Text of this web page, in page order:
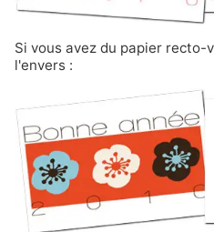
Si vous avez du papier recto-
l'envers :